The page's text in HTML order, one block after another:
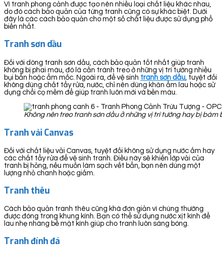
Vì tranh phong cảnh được tạo nên nhiều loại chất liệu khác nhau,
do đó cách bảo quản của từng tranh cũng có sự khác biệt. Dưới
đây là các cách bảo quản cho một số chất liệu được sử dụng phổ
biến nhất.
Tranh sơn dầu
Đối với dòng tranh sơn dầu, cách bảo quản tốt nhất giúp tranh
không bị phai màu, đó là cần tránh treo ở những vị trí tường nhiều
bụi bẩn hoặc ẩm mốc. Ngoài ra, để vệ sinh tranh sơn dầu , tuyệt đối
không dùng chất tẩy rửa, nước, chỉ nên dùng khăn ẩm lau hoặc sử
dụng chổi cọ mềm để giúp tranh luôn mới và bền màu.
Không nên treo tranh sơn dầu ở những vị trí tường hay bị bám
Tranh vải Canvas
Đối với chất liệu vải Canvas, tuyệt đối không sử dụng nước ấm hay
các chất tẩy rửa để vệ sinh tranh. Điều này sẽ khiến lớp vải của
tranh bị hỏng, nếu muốn làm sạch vết bẩn, bạn nên dùng một
lượng nhỏ chanh hoặc giấm.
Tranh thêu
Cách bảo quản tranh thêu cũng khá đơn giản vì chúng thường
được đóng trong khung kính. Bạn có thể sử dụng nước xịt kính để
lau nhẹ nhàng bề mặt kính giúp cho tranh luôn sáng bóng.
Tranh đính đá